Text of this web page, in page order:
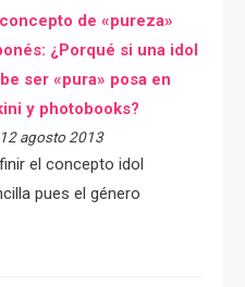
de «pureza»
¿Porqué si una idol
ser «pura» posa en
y photobooks?
agosto 2013
el concepto idol
pues el género